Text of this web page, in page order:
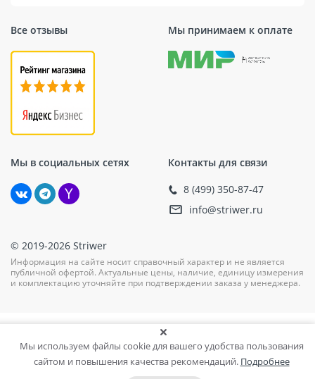
Все отзывы Мы принимаем к оплате
Мы в социальных сетях Контакты для связи
8 (499) 350-87-47
info@striwer.ru
© 2019-2026 Striwer
Информация на сайте носит справочный характер и не является
публичной офертой. Актуальные цены, наличие, единицу измерения
и комплектацию уточняйте при подтверждении заказа у менеджера.
Мы используем файлы cookie для вашего удобства пользования
сайтом и повышения качества рекомендаций. Подробнее